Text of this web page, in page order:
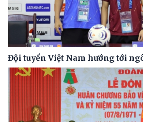
Đội tuyển Việt Nam hướng tới